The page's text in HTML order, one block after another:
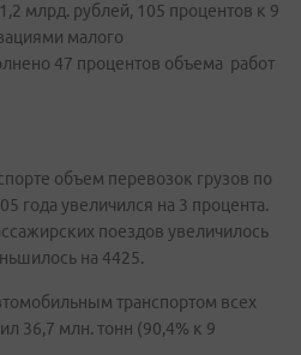
млрд. рублей, 105 процентов к 9
малого
47 процентов объема работ
объем перевозок грузов по
года увеличился на 3 процента.
поездов увеличилось
на 4425.
транспортом всех
36,7 млн. тонн (90,4% к 9